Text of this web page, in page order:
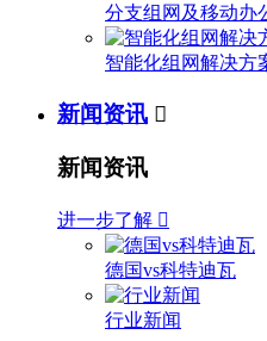
分支组网及移动办
智能化组网解决方
新闻资讯 
新闻资讯
进一步了解 
德国vs科特迪瓦
行业新闻